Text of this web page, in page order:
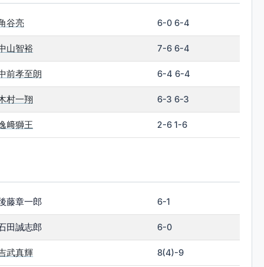
谷亮 6-0 6-4
山智裕 7-6 6-4
前孝至朗 6-4 6-4
村一翔 6-3 6-3
﨑獅王 2-6 1-6
藤章一郎 6-1
田誠志郎 6-0
武真輝 8(4)-9